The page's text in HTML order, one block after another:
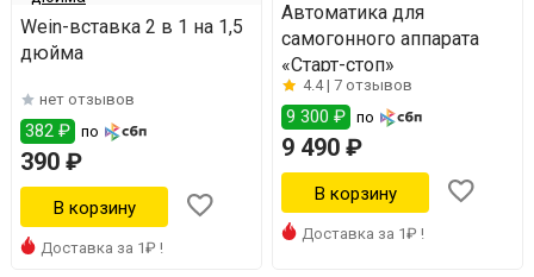
Wein-вставка 2 в 1 на 1,5
дюйма
нет отзывов
382 ₽ по
390 ₽
Доставка за 1₽ !
Автоматика для
самогонного аппарата
«Старт-стоп»
4.4 |7 отзывов
9 300 ₽ по
9 490 ₽
Доставка за 1₽ !